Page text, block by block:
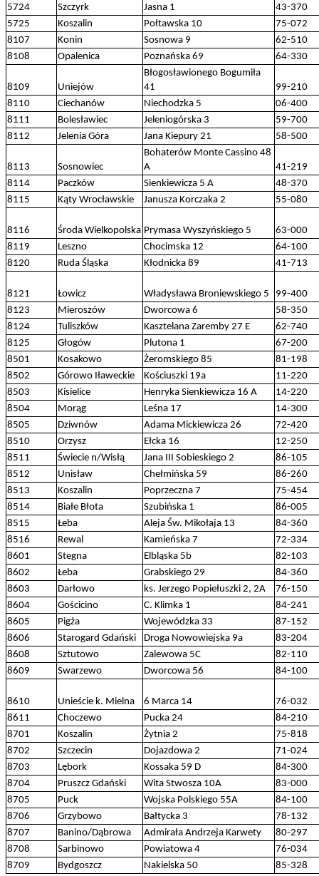
5724 Szczyrk Jasna 1
43-370
5725
Koszalin Połtawska 10
75-072
8107
Konin Sosnowa 9
62-510
8108
Opalenica Poznańska 69 64-330
8109 Uniejów
Błogosławionego Bogumiła
41
99-210
8110
Ciechanów Niechodzka 5
06-400
8111
Bolesławiec Jeleniogórska 3
59-700
8112
Jelenia Góra Jana Kiepury 21 58-500
8113 Sosnowiec
Bohaterów Monte Cassino 48
A
41-219
8114
Paczków Sienkiewicza 5 A
48-370
8115
Kąty Wrocławskie Janusza Korczaka 2 55-080
8116 Środa Wielkopolska Prymasa Wyszyńskiego 5
63-000
8119
Leszno Chocimska 12
64-100
8120
Ruda Śląska Kłodnicka 89 41-713
8121 Łowicz Władysława Broniewskiego 5
99-400
8123
Mieroszów Dworcowa 6
58-350
8124
Tuliszków Kasztelana Zaremby 27 E
62-740
8125
Głogów Plutona 1
67-200
8501
Kosakowo Żeromskiego 85
81-198
8502
Górowo Iławeckie Kościuszki 19a
11-220
8503
Kisielice Henryka Sienkiewicza 16 A
14-220
8504
Morąg Leśna 17
14-300
8505
Dziwnów Adama Mickiewicza 26
72-420
8510
Orzysz Ełcka 16
12-250
8511
Świecie n/Wisłą Jana III Sobieskiego 2
86-105
8512
Unisław Chełmińska 59
86-260
8513
Koszalin Poprzeczna 7
75-454
8514
Białe Błota Szubińska 1
86-005
8515
Łeba Aleja Św. Mikołaja 13
84-360
8516
Rewal Kamieńska 7
72-334
8601
Stegna Elbląska 5b
82-103
8602
Łeba Grabskiego 29
84-360
8603
Darłowo ks. Jerzego Popiełuszki 2, 2A
76-150
8604
Gościcino C. Klimka 1
84-241
8605
Pigża Wojewódzka 33
87-152
8606
Starogard Gdański Droga Nowowiejska 9a
83-204
8608
Sztutowo Zalewowa 5C
82-110
8609
Swarzewo Dworcowa 56 84-100
8610 Unieście k. Mielna 6 Marca 14
76-032
8611
Choczewo Pucka 24
84-210
8701
Koszalin Żytnia 2
75-818
8702
Szczecin Dojazdowa 2
71-024
8703
Lębork Kossaka 59 D
84-300
8704
Pruszcz Gdański Wita Stwosza 10A
83-000
8705
Puck Wojska Polskiego 55A
84-100
8706
Grzybowo Bałtycka 3
78-132
8707
Banino/Dąbrowa Admirała Andrzeja Karwety
80-297
8708
Sarbinowo Powiatowa 4
76-034
8709
Bydgoszcz Nakielska 50 85-328